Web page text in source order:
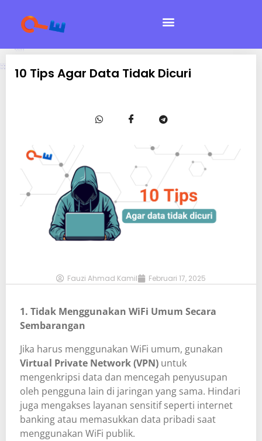
10 Tips Agar Data Tidak Dicuri
Fauzi Ahmad Kamil Februari 17, 2025
1. Tidak Menggunakan WiFi Umum Secara
Sembarangan
Jika harus menggunakan WiFi umum, gunakan
Virtual Private Network (VPN) untuk
mengenkripsi data dan mencegah penyusupan
oleh pengguna lain di jaringan yang sama. Hindari
juga mengakses layanan sensitif seperti internet
banking atau memasukkan data pribadi saat
menggunakan WiFi publik.